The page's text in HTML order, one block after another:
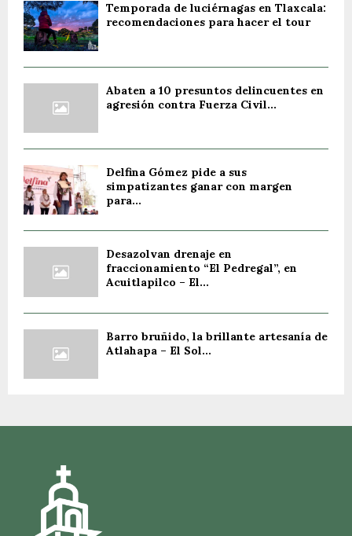
Temporada de luciérnagas en Tlaxcala:
recomendaciones para hacer el tour
Abaten a 10 presuntos delincuentes en
agresión contra Fuerza Civil...
Delfina Gómez pide a sus
simpatizantes ganar con margen
para...
Desazolvan drenaje en
fraccionamiento “El Pedregal”, en
Acuitlapilco – El...
Barro bruñido, la brillante artesanía de
Atlahapa – El Sol...